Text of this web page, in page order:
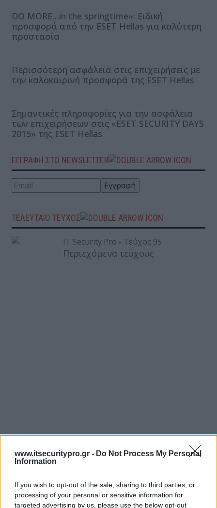
www.itsecuritypro.gr - Do Not Process My Personal
Information
If you wish to opt-out of the sale, sharing to third parties, or
processing of your personal or sensitive information for
targeted advertising by us, please use the below opt-out
DO MORE…in the springtime»: Ειδική
προσφορά από την ESET Hellas για καλύτερη
προστασία
Περισσότερη ασφάλεια στις επιχειρήσεις με
την καλοκαιρινή προσφορά της ESET Hellas
Σημαντικές πληροφορίες για την ασφάλεια
των επιχειρήσεων στις «ESET SECURITY DAYS
2015» της ESET Hellas
ΕΓΓΡΑΦΗ ΣΤΟ NEWSLETTER
ΤΕΛΕΥΤΑΙΟ ΤΕΥΧΟΣ
Περιεχόμενα τεύχους